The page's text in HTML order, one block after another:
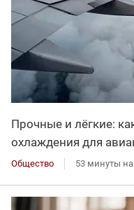
Прочные и лёгкие:
охлаждения для
Общество 53 минуты